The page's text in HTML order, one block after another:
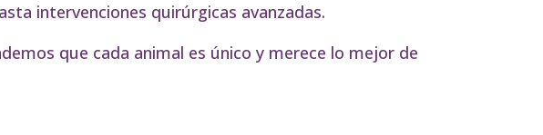
intervenciones quirúrgicas avanzadas.
que cada animal es único y merece lo mejor de